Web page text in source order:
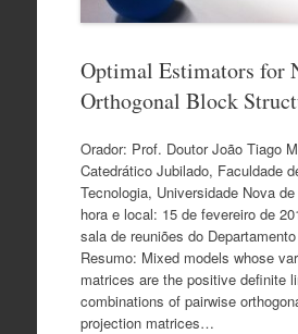
Optimal Estimators for
Orthogonal Block
Orador: Prof. Doutor João Tiago
Catedrático Jubilado, Faculdade
Tecnologia, Universidade Nova
hora e local: 15 de fevereiro de
sala de reuniões do
Resumo: Mixed models whose
matrices are the positive definite
combinations of pairwise
projection matrices…